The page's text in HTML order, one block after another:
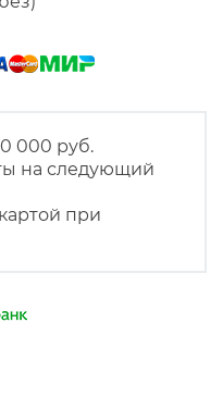
000 руб.
на следующий
при